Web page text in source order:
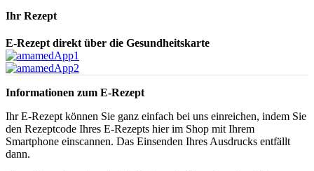
Ihr Rezept
E-Rezept direkt über die Gesundheitskarte
Informationen zum E-Rezept
Ihr E-Rezept können Sie ganz einfach bei uns einreichen, indem Sie
den Rezeptcode Ihres E-Rezepts hier im Shop mit Ihrem
Smartphone einscannen. Das Einsenden Ihres Ausdrucks entfällt
dann.